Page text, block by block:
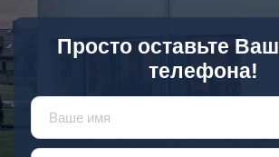
Просто оставьте
телефона!